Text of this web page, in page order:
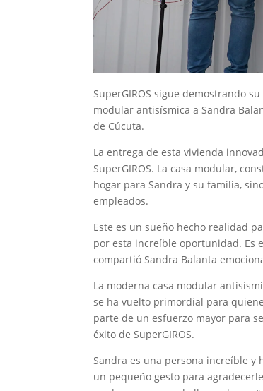
SuperGIROS sigue demostrando
modular antisísmica a Sandra
de Cúcuta.
La entrega de esta vivienda
SuperGIROS. La casa modular,
hogar para Sandra y su familia,
empleados.
Este es un sueño hecho realidad
por esta increíble oportunidad. Es
compartió Sandra Balanta
La moderna casa modular
se ha vuelto primordial para
parte de un esfuerzo mayor para
éxito de SuperGIROS.
Sandra es una persona increíble y
un pequeño gesto para